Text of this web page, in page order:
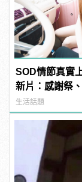
SOD情節真實
新片：感謝祭
刺激！老司機
| manfashion
生活話題